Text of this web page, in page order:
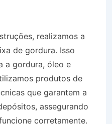
realizamos a
de gordura. Isso
a gordura, óleo e
produtos de
que garantem a
assegurando
corretamente.